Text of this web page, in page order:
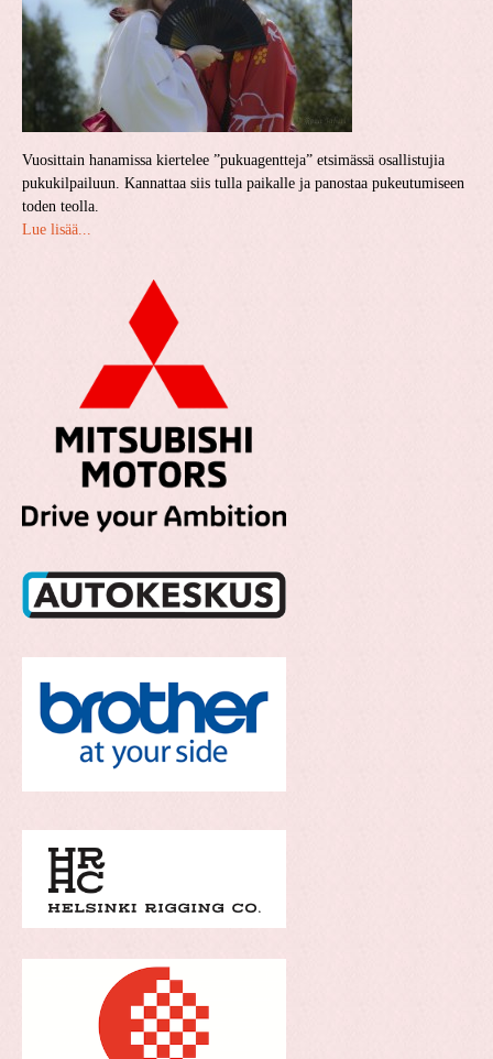
Vuosittain hanamissa kiertelee ”pukuagentteja” etsimässä osallistujia
pukukilpailuun. Kannattaa siis tulla paikalle ja panostaa pukeutumiseen
toden teolla.
Lue lisää...